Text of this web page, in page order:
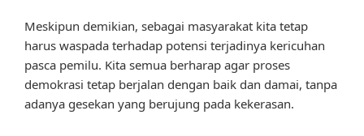
Meskipun demikian, sebagai masyarakat kita tetap
harus waspada terhadap potensi terjadinya kericuhan
pasca pemilu. Kita semua berharap agar proses
demokrasi tetap berjalan dengan baik dan damai, tanpa
adanya gesekan yang berujung pada kekerasan.